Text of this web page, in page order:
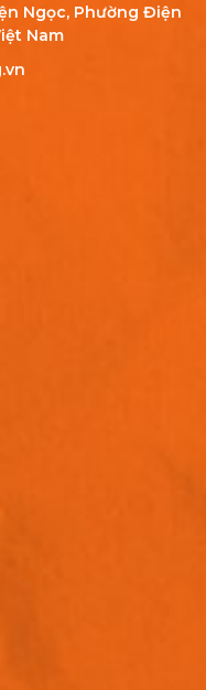
Ngọc, Phường Điện
Nam